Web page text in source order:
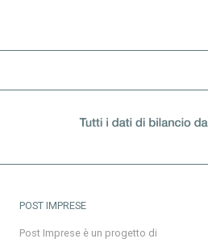
POST IMPRESE
Post Imprese è un progetto di